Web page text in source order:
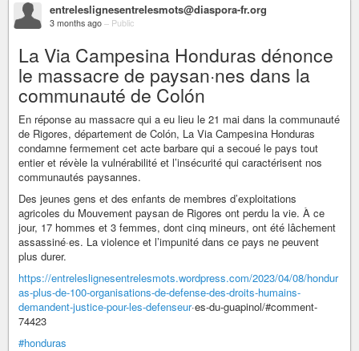
entreleslignesentrelesmots@diaspora-fr.org
3 months ago – Public
La Via Campesina Honduras dénonce
le massacre de paysan·nes dans la
communauté de Colón
En réponse au massacre qui a eu lieu le 21 mai dans la communauté
de Rigores, département de Colón, La Via Campesina Honduras
condamne fermement cet acte barbare qui a secoué le pays tout
entier et révèle la vulnérabilité et l’insécurité qui caractérisent nos
communautés paysannes.
Des jeunes gens et des enfants de membres d’exploitations
agricoles du Mouvement paysan de Rigores ont perdu la vie. À ce
jour, 17 hommes et 3 femmes, dont cinq mineurs, ont été lâchement
assassiné·es. La violence et l’impunité dans ce pays ne peuvent
plus durer.
https://entreleslignesentrelesmots.wordpress.com/2023/04/08/hondur
as-plus-de-100-organisations-de-defense-des-droits-humains-
demandent-justice-pour-les-defenseur·es-du-guapinol/#comment-
74423
#honduras